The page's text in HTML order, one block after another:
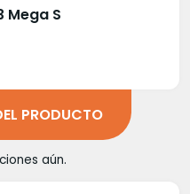
Mega S
PRODUCTO
aún.